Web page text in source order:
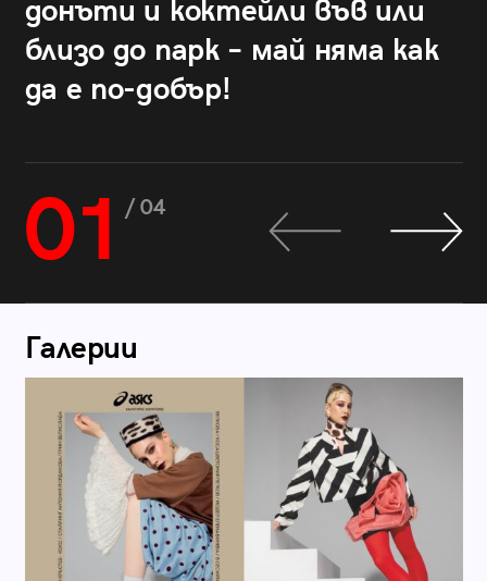
донъти и коктейли във или
близо до парк – май няма как
да е по-добър!
01 / 04
Галерии